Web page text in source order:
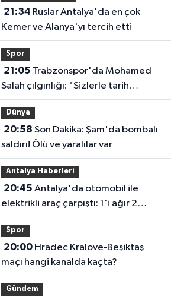
21:34
Kemer ve Alanya'yı tercih etti
Spor
21:05
Salah çılgınlığı: "Sizlerle tarih
yazmak istiyorum"
Dünya
20:58
saldırı! Ölü ve yaralılar var
Antalya Haberleri
20:45
elektrikli araç çarpıştı: 1'i ağır 2
yaralı
Spor
20:00Hradec Kralove-Beşiktaş
maçı hangi kanalda kaçta?
Gündem